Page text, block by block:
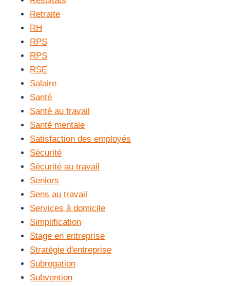
Retraite
RH
RPS
RPS
RSE
Salaire
Santé
Santé au travail
Santé mentale
Satisfaction des employés
Sécurité
Sécurité au travail
Seniors
Sens au travail
Services à domicile
Simplification
Stage en entreprise
Stratégie d'entreprise
Subrogation
Subvention